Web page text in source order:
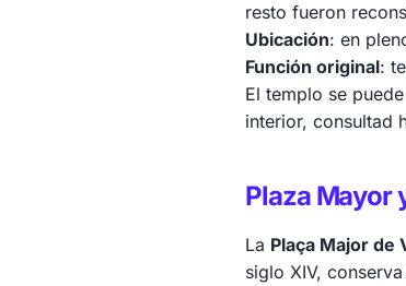
resto fueron
Ubicación: en
Función original:
El templo se
interior, consultad
Plaza Mayor
La Plaça Major de
siglo XIV, conserva